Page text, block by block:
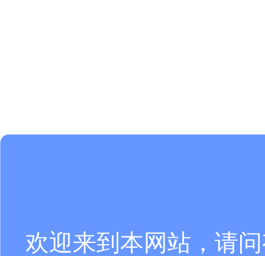
欢迎来到本网站，请